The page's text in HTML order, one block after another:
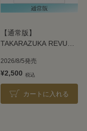
【通常版】
TAKARAZUKA REVUE
2026/8/5発売
¥2,500
カートに入れる